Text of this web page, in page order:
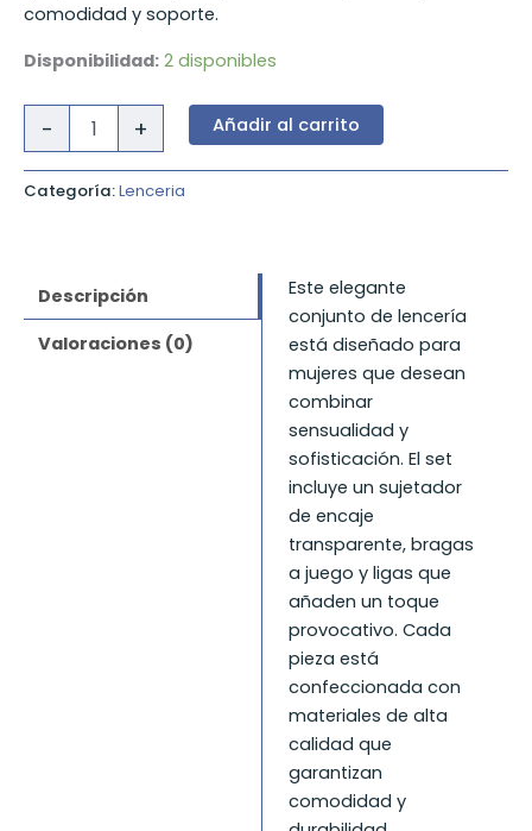
comodidad y soporte.
Disponibilidad: 2 disponibles
-
Lencería
para
Transparentes
+ Añadir al carrito
Categoría:Lenceria
Descripción
Valoraciones (0)
Este elegante
conjunto de lencería
está diseñado para
mujeres que desean
combinar
sensualidad y
sofisticación. El set
incluye un sujetador
de encaje
transparente, bragas
a juego y ligas que
añaden un toque
provocativo. Cada
pieza está
confeccionada con
materiales de alta
calidad que
garantizan
comodidad y